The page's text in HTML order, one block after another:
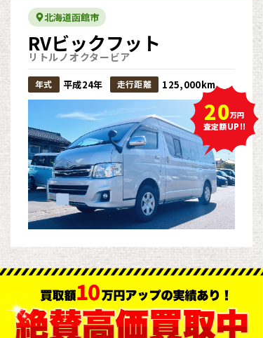
北海道函館市
RVビックフット
リトルノオクタービア
年式 平成24年 走行距離 125,000km
20万円
査定額UP!!